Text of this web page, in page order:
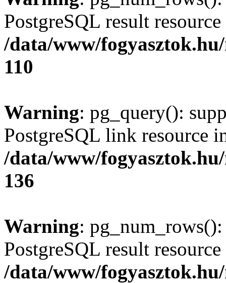
PostgreSQL result
/data/www/
110
Warning: pg_query():
PostgreSQL link resource
/data/www/
136
Warning:
PostgreSQL result
/data/www/